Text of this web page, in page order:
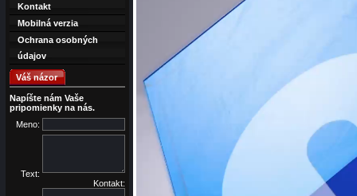
Kontakt
Mobilná verzia
Ochrana osobných
údajov
Váš názor
Napíšte nám Vaše
pripomienky na nás.
Meno:
Text:
Kontakt: